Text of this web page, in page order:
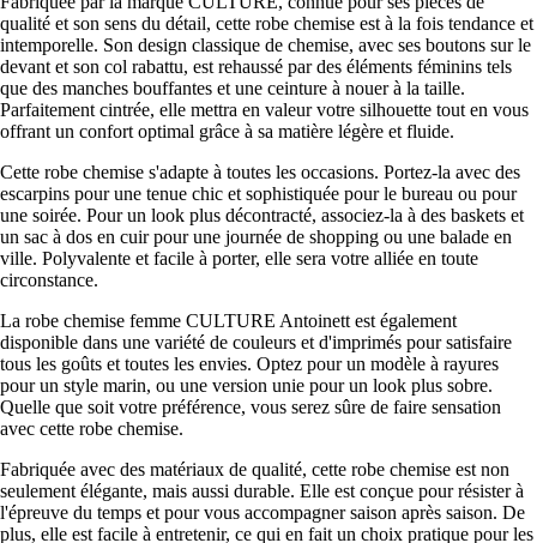
qualité et son sens du détail, cette robe chemise est à la fois tendance et
intemporelle. Son design classique de chemise, avec ses boutons sur le
devant et son col rabattu, est rehaussé par des éléments féminins tels
que des manches bouffantes et une ceinture à nouer à la taille.
Parfaitement cintrée, elle mettra en valeur votre silhouette tout en vous
offrant un confort optimal grâce à sa matière légère et fluide.
Cette robe chemise s'adapte à toutes les occasions. Portez-la avec des
escarpins pour une tenue chic et sophistiquée pour le bureau ou pour
une soirée. Pour un look plus décontracté, associez-la à des baskets et
un sac à dos en cuir pour une journée de shopping ou une balade en
ville. Polyvalente et facile à porter, elle sera votre alliée en toute
circonstance.
La robe chemise femme CULTURE Antoinett est également
disponible dans une variété de couleurs et d'imprimés pour satisfaire
tous les goûts et toutes les envies. Optez pour un modèle à rayures
pour un style marin, ou une version unie pour un look plus sobre.
Quelle que soit votre préférence, vous serez sûre de faire sensation
avec cette robe chemise.
Fabriquée avec des matériaux de qualité, cette robe chemise est non
seulement élégante, mais aussi durable. Elle est conçue pour résister à
l'épreuve du temps et pour vous accompagner saison après saison. De
plus, elle est facile à entretenir, ce qui en fait un choix pratique pour les